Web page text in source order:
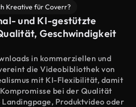
Kreative für Coverr?
und KI-gestützte
Geschwindigkeit
in kommerziellen und
die Videobibliothek von
mit KI-Flexibilität, damit
bei der Qualität
Produktvideo oder